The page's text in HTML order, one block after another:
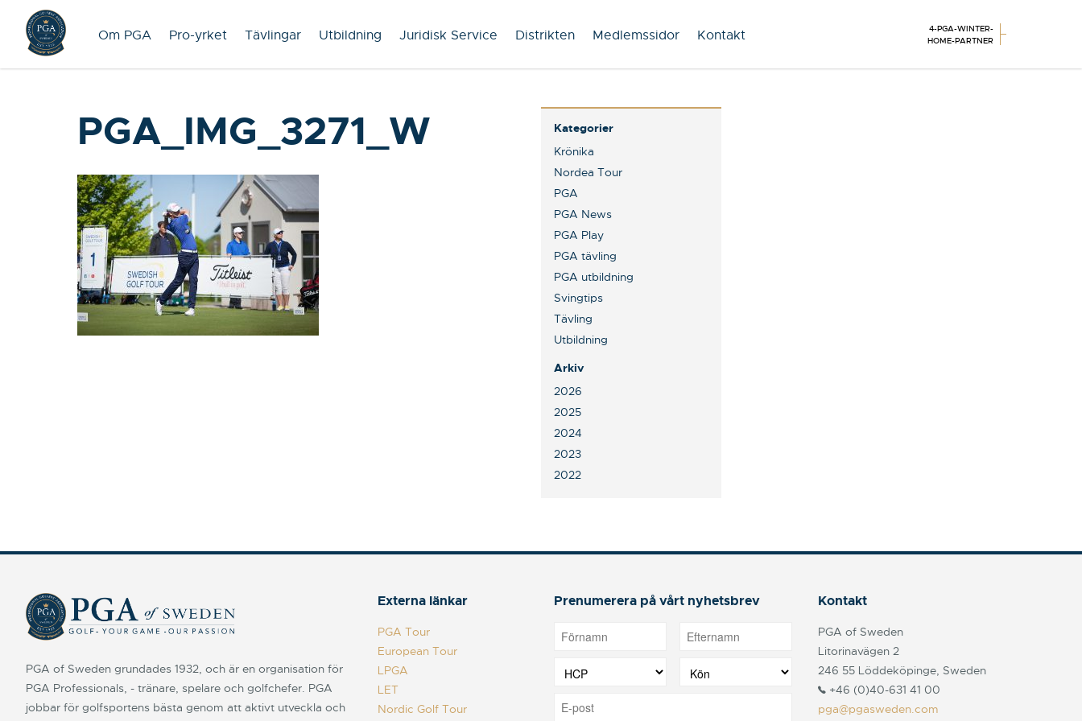
Om PGA Pro-yrket Tävlingar Utbildning Juridisk Service Distrikten Medlemssidor Kontakt
4-PGA-WINTER-
HOME-PARTNER
PGA_IMG_3271_W
Kategorier
Krönika
Nordea Tour
PGA
PGA News
PGA Play
PGA tävling
PGA utbildning
Svingtips
Tävling
Utbildning
Arkiv
2026
2025
2024
2023
2022
PGA of Sweden grundades 1932, och är en organisation för
PGA Professionals, - tränare, spelare och golfchefer. PGA
jobbar för golfsportens bästa genom att aktivt utveckla och
Externa länkar
PGA Tour
European Tour
LPGA
LET
Nordic Golf Tour
Prenumerera på vårt nyhetsbrev Kontakt
PGA of Sweden
Litorinavägen 2
246 55 Löddeköpinge, Sweden
+46 (0)40-631 41 00
pga@pgasweden.com